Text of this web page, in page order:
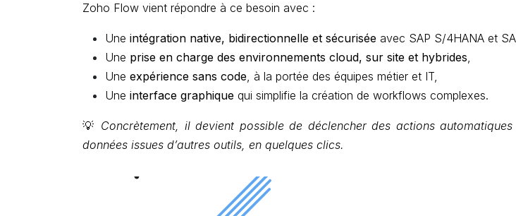
Zoho Flow vient répondre à ce besoin avec :
Une intégration native, bidirectionnelle et sécurisée avec SAP S/4HANA et
Une prise en charge des environnements cloud, sur site et hybrides,
Une expérience sans code, à la portée des équipes métier et IT,
Une interface graphique qui simplifie la création de workflows complexes.
💡 Concrètement, il devient possible de déclencher des actions
données issues d’autres outils, en quelques clics.